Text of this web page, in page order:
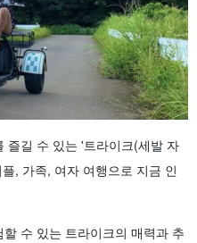
즐길 수 있는 '트라이크(세발 자
플, 가족, 여자 여행으로 지금 인
수 있는 트라이크의 매력과 추